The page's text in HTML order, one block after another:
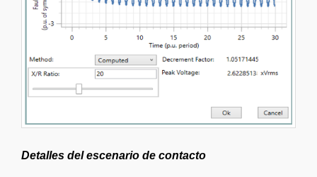
Detalles del escenario de contacto